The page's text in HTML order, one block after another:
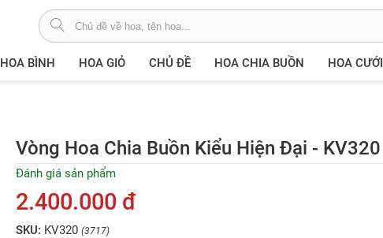
HOA BÌNH HOA GIỎ CHỦ ĐỀ HOA CHIA BUỒN HOA CƯỚI
Vòng Hoa Chia Buồn Kiểu Hiện Đại - KV320
Đánh giá sản phẩm
2.400.000 đ
SKU: KV320 (3717)